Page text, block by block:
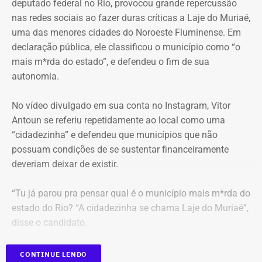
Justiça nega todas as medidas
urgentes
Em 8 de julho, o juiz Danilo Marques Borges acompanhou
A decisão afirma que as publicações tratam de fatos de
interesse público relacionados à administração municipal
e à atuação de agentes políticos, assuntos submetidos
ao “legítimo escrutínio da sociedade em um Estado
O magistrado considerou que não havia demonstração
concreta da ilegalidade das postagens nem risco
imediato de desaparecimento das provas.
Moraes, porém, afastou a alegação de que teria havido
violação da cadeia de custódia das provas. Segundo o
ministro, não existem “quaisquer indícios ou evidências
concretas” que sustentem essa possibilidade. Ele
também descartou a hipótese de que o sigilo das
comunicações profissionais de Alessandro Carracena, na
Além de rejeitar o recurso da defesa de Carracena, o
ministro do STF votou por negar pedidos de outros
investigados na Operação Anomalia. O ministro defendeu
que se mantenham as prisões do policial militar Flávio
Gonçalves, ex-assessor parlamentar, continue detido em
uma penitenciária federal.
Ainda participarão do julgamento os ministros Flávio
Dino, Cármen Lúcia e Cristiano Zanin.
deputado federal no Rio, provocou grande repercussão
nas redes sociais ao fazer duras críticas a Laje do Muriaé,
uma das menores cidades do Noroeste Fluminense. Em
declaração pública, ele classificou o município como “o
mais m*rda do estado”, e defendeu o fim de sua
autonomia.
No vídeo divulgado em sua conta no Instagram, Vitor
Antoun se referiu repetidamente ao local como uma
“cidadezinha” e defendeu que municípios que não
possuam condições de se sustentar financeiramente
deveriam deixar de existir.
“Tu já parou pra pensar qual é o município mais m*rda do
estado do Rio? “A cidadezinha se chama Laje do Muriaé”,
disse o candidato.
CONTINUE LENDO